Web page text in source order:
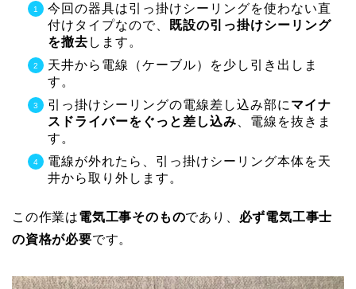
今回の器具は引っ掛けシーリングを使わない直
付けタイプなので、
既設の引っ掛けシーリング
を撤去 します。
天井から電線（ケーブル）を少し引き出しま
す。
引っ掛けシーリングの電線差し込み部に マイナ
スドライバーをぐっと差し込み 、電線を抜きま
す。
電線が外れたら、引っ掛けシーリング本体を天
井から取り外します。
この作業は電気工事そのものであり、 必ず電気工事士
の資格が必要です。